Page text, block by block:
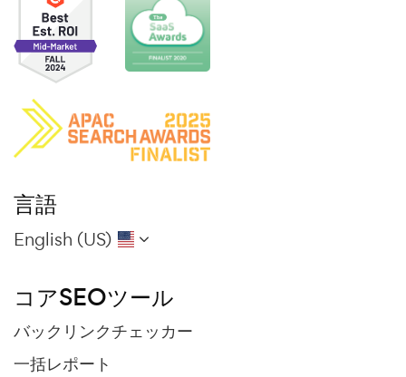
言語
English (US)
コアSEOツール
バックリンクチェッカー
一括レポート